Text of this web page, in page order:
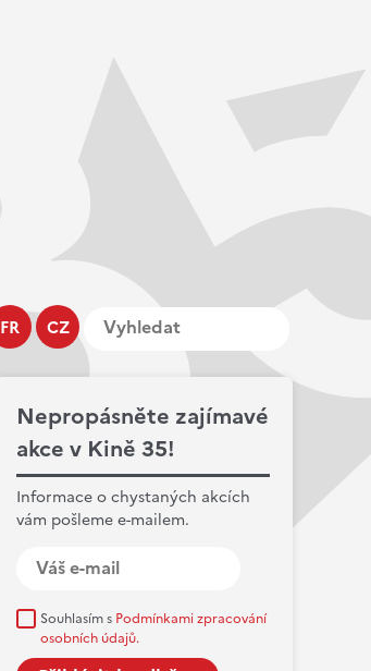
FR CZ
Nepropásněte zajímavé
akce v Kině 35!
Informace o chystaných akcích
vám pošleme e-mailem.
Souhlasím s Podmínkami zpracování
osobních údajů.